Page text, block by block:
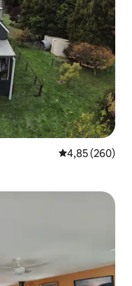
Évaluation
4,85 (260)